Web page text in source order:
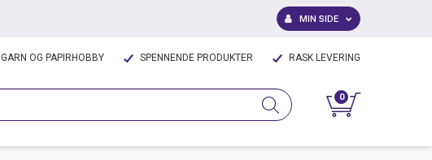
MIN SIDE
GARN OG PAPIRHOBBY SPENNENDE PRODUKTER RASK LEVERING
0